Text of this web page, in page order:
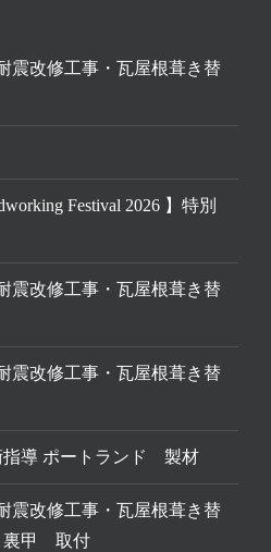
改修工事・瓦屋根葺き替
Festival 2026 】特別
改修工事・瓦屋根葺き替
改修工事・瓦屋根葺き替
指導 ポートランド 製材
改修工事・瓦屋根葺き替
裏甲 取付